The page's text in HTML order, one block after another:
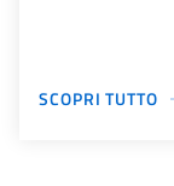
SCOPRI TUTTO